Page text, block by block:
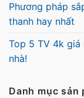
Phương pháp
thanh hay nhất
Top 5 TV 4k giá
nhà!
Danh mục sản